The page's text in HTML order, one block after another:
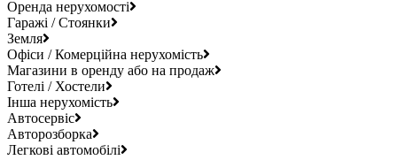
Оренда нерухомості
Гаражі / Стоянки
Земля
Офіси / Комерційна нерухомість
Магазини в оренду або на продаж
Готелі / Хостели
Інша нерухомість
Автосервіс
Авторозборка
Легкові автомобілі